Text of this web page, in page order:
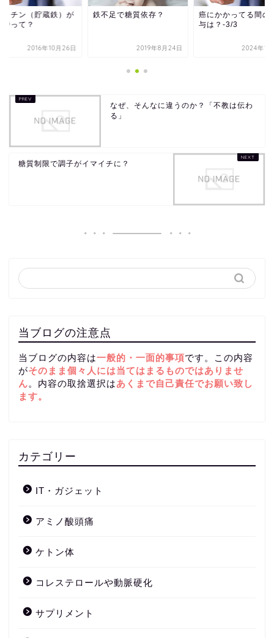
リチン（貯蔵鉄）が
時って？
2016年10月26日
鉄不足で糖質依存？
2019年8月24日
癌にかかってる間の
与は？-3/3
2024年12
なぜ、そんなに違うのか？「不教は伝わ
る」
糖質制限で調子がイマイチに？
当ブログの注意点
当ブログの内容は一般的・一面的事項です。この内容
がそのまま個々人には当てはまるものではありませ
ん。内容の取捨選択はあくまで自己責任でお願い致し
ます。
カテゴリー
IT・ガジェット
アミノ酸頭痛
ケトン体
コレステロールや動脈硬化
サプリメント